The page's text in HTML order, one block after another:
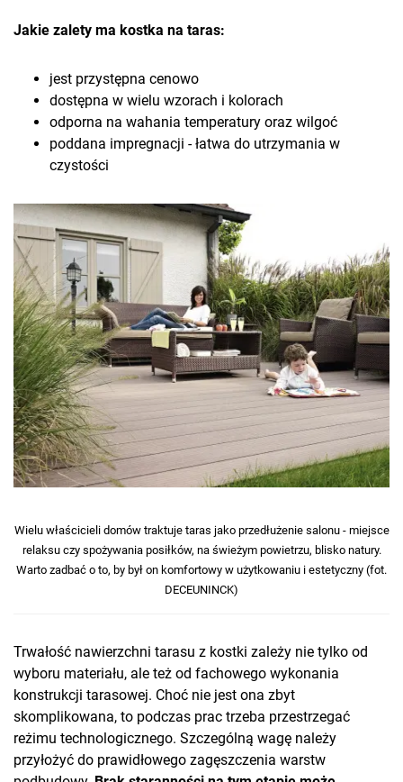
Jakie zalety ma kostka na taras:
jest przystępna cenowo
dostępna w wielu wzorach i kolorach
odporna na wahania temperatury oraz wilgoć
poddana impregnacji - łatwa do utrzymania w
czystości
Wielu właścicieli domów traktuje taras jako przedłużenie salonu - miejsce
relaksu czy spożywania posiłków, na świeżym powietrzu, blisko natury.
Warto zadbać o to, by był on komfortowy w użytkowaniu i estetyczny (fot.
DECEUNINCK)
Trwałość nawierzchni tarasu z kostki zależy nie tylko od
wyboru materiału, ale też od fachowego wykonania
konstrukcji tarasowej. Choć nie jest ona zbyt
skomplikowana, to podczas prac trzeba przestrzegać
reżimu technologicznego. Szczególną wagę należy
przyłożyć do prawidłowego zagęszczenia warstw